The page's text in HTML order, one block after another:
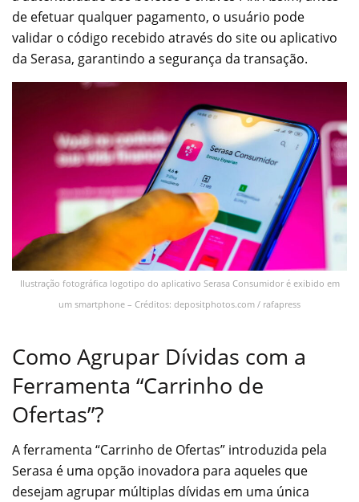
de efetuar qualquer pagamento, o usuário pode
validar o código recebido através do site ou aplicativo
da Serasa, garantindo a segurança da transação.
Ilustração fotográfica logotipo do aplicativo Serasa Consumidor é exibido em
um smartphone – Créditos: depositphotos.com / rafapress
Como Agrupar Dívidas com a
Ferramenta “Carrinho de
Ofertas”?
A ferramenta “Carrinho de Ofertas” introduzida pela
Serasa é uma opção inovadora para aqueles que
desejam agrupar múltiplas dívidas em uma única